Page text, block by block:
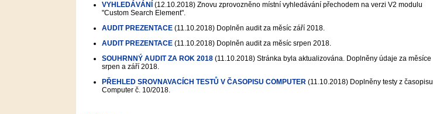
VYHLEDÁVÁNÍ (12.10.2018) Znovu zprovozněno místní vyhledávání přechodem na verzi V2 modulu
"Custom Search Element".
AUDIT PREZENTACE (11.10.2018) Doplněn audit za měsíc září 2018.
AUDIT PREZENTACE (11.10.2018) Doplněn audit za měsíc srpen 2018.
SOUHRNNÝ AUDIT ZA ROK 2018 (11.10.2018) Stránka byla aktualizována. Doplněny údaje za měsíce
srpen a září 2018.
PŘEHLED SROVNAVACÍCH TESTŮ V ČASOPISU COMPUTER (11.10.2018) Doplněny testy z časopisu
Computer č. 10/2018.